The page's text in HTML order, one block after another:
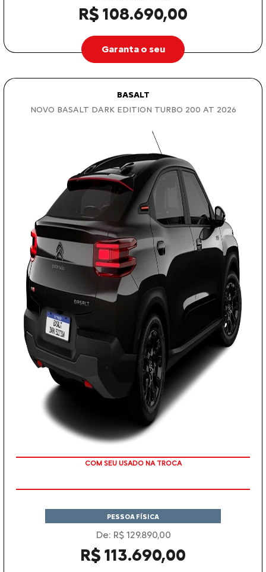
R$ 108.690,00
Garanta o seu
BASALT
NOVO BASALT DARK EDITION TURBO 200 AT 2026
TAXA ZERO
PESSOA FÍSICA
De: R$ 129.890,00
R$ 113.690,00